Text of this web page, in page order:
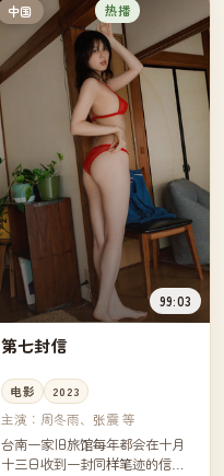
中国 热播
99:03
第七封信
电影 2023
主演： 周冬雨、张震 等
台南一家旧旅馆每年都会在十月
十三日收到一封同样笔迹的信。